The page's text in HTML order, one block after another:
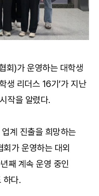
회)가 운영하는 대학생
생 리더스 16기’가 지난
작을 알렸다.
계 진출을 희망하는
가 운영하는 대외
째 계속 운영 중인
하다.